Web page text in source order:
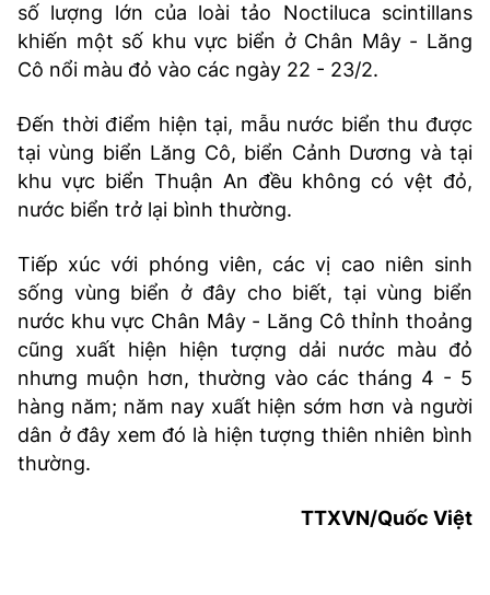
số lượng lớn của loài tảo Noctiluca scintillans
khiến một số khu vực biển ở Chân Mây - Lăng
Cô nổi màu đỏ vào các ngày 22 - 23/2.
Đến thời điểm hiện tại, mẫu nước biển thu được
tại vùng biển Lăng Cô, biển Cảnh Dương và tại
khu vực biển Thuận An đều không có vệt đỏ,
nước biển trở lại bình thường.
Tiếp xúc với phóng viên, các vị cao niên sinh
sống vùng biển ở đây cho biết, tại vùng biển
nước khu vực Chân Mây - Lăng Cô thỉnh thoảng
cũng xuất hiện hiện tượng dải nước màu đỏ
nhưng muộn hơn, thường vào các tháng 4 - 5
hàng năm; năm nay xuất hiện sớm hơn và người
dân ở đây xem đó là hiện tượng thiên nhiên bình
thường.
TTXVN/Quốc Việt